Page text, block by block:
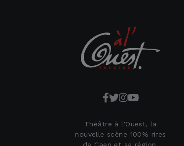
Théâtre à l'Ouest, la
nouvelle scène 100% rires